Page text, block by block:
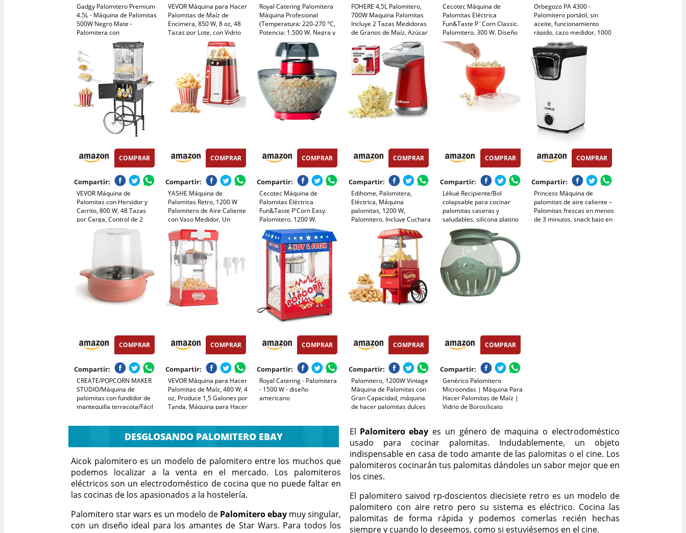
Gadgy Palomitero Premium
4.5L - Máquina de Palomitas
500W Negro Mate -
Palomitera con
Revestimiento
Antiadherente y Varilla
Mezcladora - Palomitero
Eléctrico Ideal para Cine en
Casa
VEVOR Máquina para Hacer
Palomitas de Maíz de
Encimera, 850 W, 8 oz, 48
Tazas por Lote, con Vidrio
Templado, Incluye 4
Cucharas, Estilo Cine, Color
Rojo, Alto Rendimiento, 390
x 345 x 610 mm
Royal Catering Palomitera
Máquina Profesional
(Temperatura: 220-270 °C,
Potencia: 1.500 W, Negra y
dorada) Para Venta
Ambulante
FOHERE 4,5L Palomitero,
700W Maquina Palomitas
Incluye 2 Tazas Medidoras
de Granos de Maíz, Azúcar
y Aceite, Agitación
Automática Electrico
Palomitera para las
Vacaciones y las Noches de
Cine, Rojo
Cecotec Máquina de
Palomitas Eléctrica
Fun&Taste P´Corn Classic.
Palomitero, 300 W, Diseño
Retro, Olla de Acero
Inoxidable de 500 ml,
Bandeja extraíble, Luz
Interior, Cuchara
dosificadora
Orbegozo PA 4300 -
Palomitero portátil, sin
aceite, funcionamiento
rápido, cazo medidor, 1000
W, Rojo Metalizado
COMPRAR
Compartir:
VEVOR Máquina de
Palomitas con Hervidor y
Carrito, 800 W, 48 Tazas
por Carga, Control de 2
Botones, Pared de Vidrio,
Puerta de Policarbonato, 1
COMPRAR
Compartir:
YASHE Máquina de
Palomitas Retro, 1200 W
Palomitero de Aire Caliente
con Vaso Medidor, Un
Toque, Sin Aceite, Perfecto
para Cine en Casa, Noches
de Película, Fiestas
COMPRAR
Compartir:
Cecotec Máquina de
Palomitas Eléctrica
Fun&Taste P'Corn Easy.
Palomitero, 1200 W,
Sistema de Inyección de
Aire, Tazón Extraíble, Tapa
Antiadherente y Extraíble,
Diseño Compacto
COMPRAR
Compartir:
Edihome, Palomitera,
Eléctrica, Máquina
palomitas, 1200 W,
Palomitero, Incluye Cuchara
Dosificadora, Palomitas de
Maíz listas en 2 minutos,
Popcorn (Rojo)
COMPRAR
Compartir:
Lékué Recipiente/Bol
colapsable para cocinar
palomitas caseras y
saludables, silicona platino
Rojo, 2800 ml
COMPRAR
Compartir:
Princess Máquina de
palomitas de aire caliente –
Palomitas frescas en menos
de 3 minutos, snack bajo en
COMPRAR
Compartir:
CREATE/POPCORN MAKER
STUDIO/Máquina de
palomitas con fundidor de
mantequilla terracota/Fácil
maiz, Palomita en 5 min,
Palomitas dulces o saladas,
COMPRAR
Compartir:
VEVOR Máquina para Hacer
Palomitas de Maíz, 480 W, 4
oz, Produce 1,5 Galones por
Tanda, Máquina para Hacer
Sobremesa, Incluye 3 Palas,
Estilo cine, Rojo, 275 x 240 x
485 mm
COMPRAR
Compartir:
Royal Catering - Palomitera
- 1500 W - diseño
americano
COMPRAR
Compartir:
Palomitero, 1200W Vintage
Máquina de Palomitas con
Gran Capacidad, máquina
de hacer palomitas dulces
COMPRAR
Compartir:
Genérico Palomitero
Microondas | Máquina Para
Hacer Palomitas de Maíz |
Vidrio de Borosilicato
DESGLOSANDO PALOMITERO EBAY
Aicok palomitero es un modelo de palomitero entre los muchos que
podemos localizar a la venta en el mercado. Los palomiteros
eléctricos son un electrodoméstico de cocina que no puede faltar en
las cocinas de los apasionados a la hostelería.
Palomitero star wars es un modelo de Palomitero ebay muy singular,
con un diseño ideal para los amantes de Star Wars. Para todos los
El Palomitero ebay es un género de maquina o electrodoméstico
usado para cocinar palomitas. Indudablemente, un objeto
indispensable en casa de todo amante de las palomitas o el cine. Los
palomiteros cocinarán tus palomitas dándoles un sabor mejor que en
los cines.
El palomitero saivod rp-doscientos diecisiete retro es un modelo de
palomitero con aire retro pero su sistema es eléctrico. Cocina las
palomitas de forma rápida y podemos comerlas recién hechas
siempre y cuando lo deseemos, como si estuviésemos en el cine.